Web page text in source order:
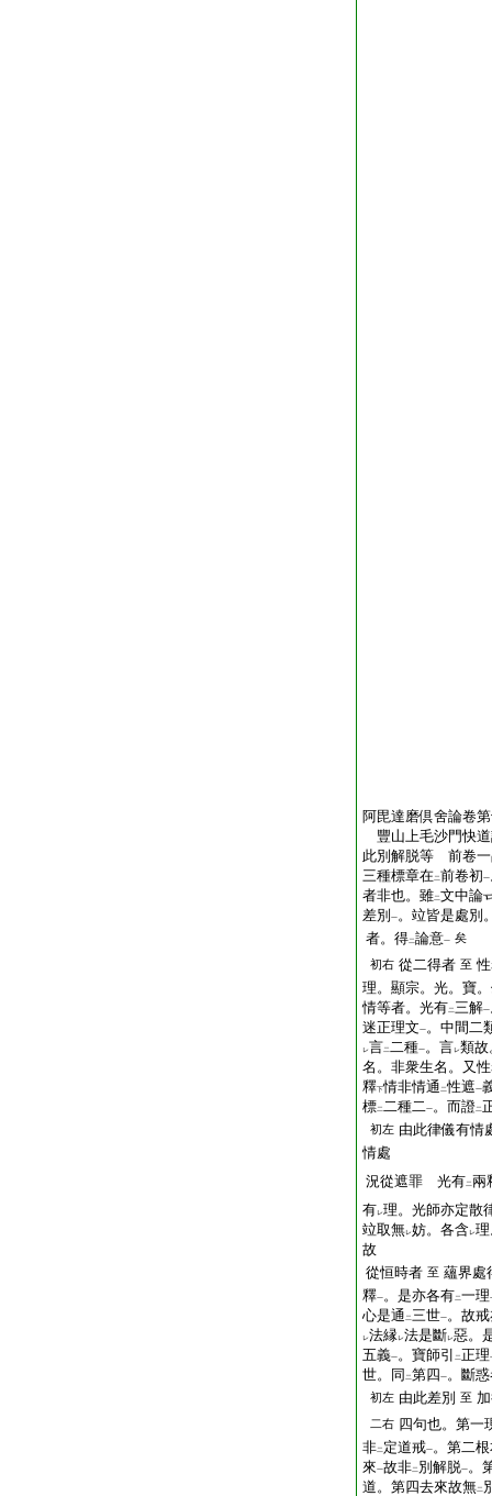
阿毘達磨倶舍論卷
豐山上毛沙門快
此別解脱等 前卷一
三種標章在二前卷初一
者非也。雖二文中論
差別 一。竝皆是處別
者。得二論意一
矣
初右 從二得者 至
理。顯宗。光。寶
情等者。光有二三解一
迷正理文一。中間二
レ言二二種一。言レ類故
名。非衆生名。又
釋下情非情通 二性遮一
標二二種二一。而證二
初左 由此律儀有情
情處
況從遮罪 光有二兩
有レ理。光師亦定散
竝取無レ妨。各含レ
故
從恒時者 至 蘊界
釋一。是亦各有二一理
心是通 二三世一。故
レ法縁レ法是斷レ惡。
五義一。寶師引 二正理
世。同 二第四一。斷
初左 由此差別 至
二右 四句也。第一
非二 定道戒一。第二
來一故非二 別解脱一。
道。第四去來故無二